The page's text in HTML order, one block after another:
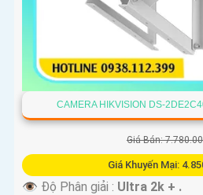
CAMERA HIKVISION DS-
Giá Bán:
Giá Khuyến Mại:
👁 Độ Phân giải : Ultra 2k + .